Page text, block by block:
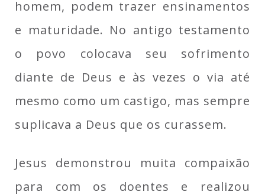
homem, podem trazer ensinamentos
e maturidade. No antigo testamento
o povo colocava seu sofrimento
diante de Deus e às vezes o via até
mesmo como um castigo, mas sempre
suplicava a Deus que os curassem.
Jesus demonstrou muita compaixão
para com os doentes e realizou